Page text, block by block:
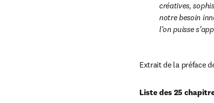
créatives,
notre besoin
l’on puisse
Extrait de la préface
Liste des 25